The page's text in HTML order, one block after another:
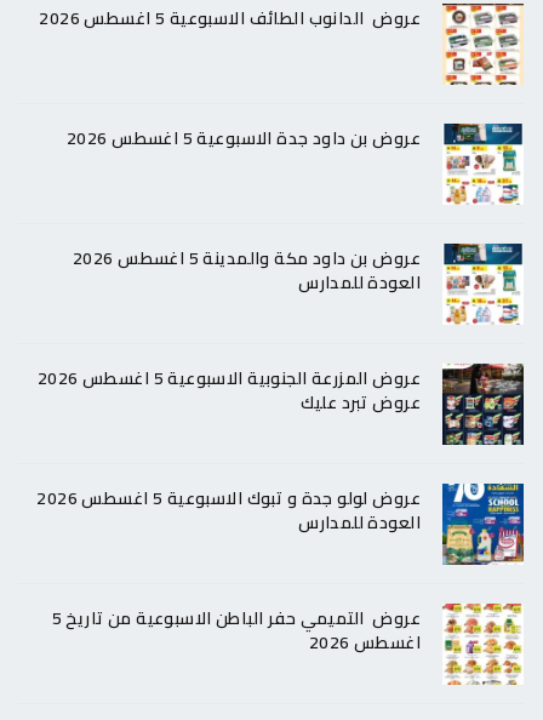
عروض الدانوب الطائف الاسبوعية 5 اغسطس 2026
عروض بن داود جدة الاسبوعية 5 اغسطس 2026
عروض بن داود مكة والمدينة 5 اغسطس 2026
العودة للمدارس
عروض المزرعة الجنوبية الاسبوعية 5 اغسطس 2026
عروض تبرد عليك
عروض لولو جدة و تبوك الاسبوعية 5 اغسطس 2026
العودة للمدارس
عروض التميمي حفر الباطن الاسبوعية من تاريخ 5
اغسطس 2026